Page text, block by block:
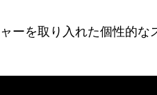
ーを取り入れた個性的な